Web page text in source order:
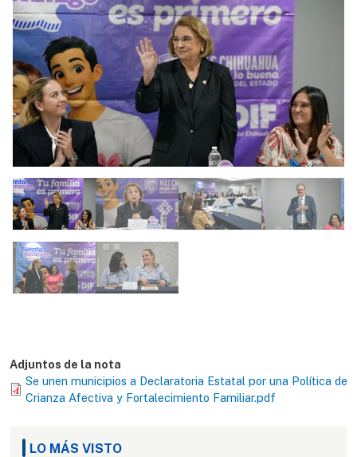
Adjuntos de la nota
Se unen municipios a Declaratoria Estatal por una Política de
Crianza Afectiva y Fortalecimiento Familiar.pdf
LO MÁS VISTO